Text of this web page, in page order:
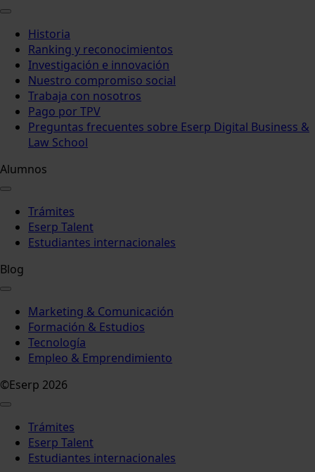
Historia
Ranking y reconocimientos
Investigación e innovación
Nuestro compromiso social
Trabaja con nosotros
Pago por TPV
Preguntas frecuentes sobre Eserp Digital Business &
Law School
Alumnos
Trámites
Eserp Talent
Estudiantes internacionales
Blog
Marketing & Comunicación
Formación & Estudios
Tecnología
Empleo & Emprendimiento
©Eserp 2026
Trámites
Eserp Talent
Estudiantes internacionales